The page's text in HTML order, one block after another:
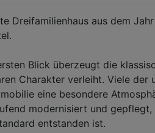
Dreifamilienhaus aus dem
Blick überzeugt die
Charakter verleiht. Viele
eine besondere
modernisiert und
entstanden ist.